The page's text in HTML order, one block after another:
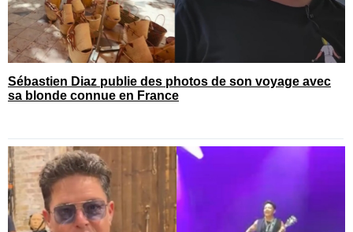
Sébastien Diaz publie des photos de son voyage avec
sa blonde connue en France